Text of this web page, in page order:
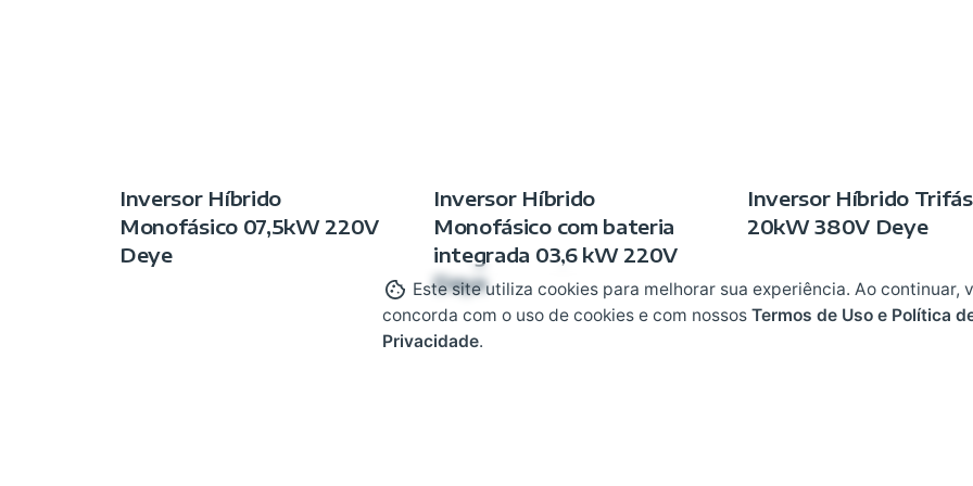
Inversor Híbrido
Monofásico 07,5kW 220V
Deye
Inversor Híbrido
Monofásico com bateria
integrada 03,6 kW 220V
Deye
Inversor Híbrido
20kW 380V Deye
Este site utiliza cookies para melhorar sua experiência. Ao continuar,
concorda com o uso de cookies e com nossos Termos de Uso e Política
Privacidade.